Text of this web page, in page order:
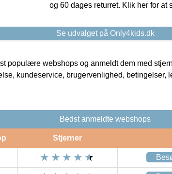
og 60 dages returret. Klik her for at
Se udvalget på Only4kids.dk
populære webshops og anmeldt dem med
kundeservice, brugervenlighed, betingelser,
Bedst anmeldte webshops
Stjerner